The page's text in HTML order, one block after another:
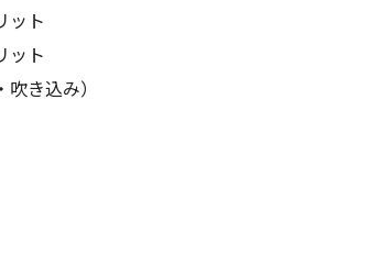
ット
ット
き込み）